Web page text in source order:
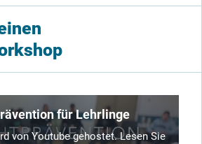
für Lehrlinge
von Youtube gehostet. Lesen Sie